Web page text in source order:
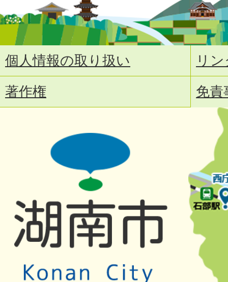
個人情報の取り扱い
リ
著作権
免責